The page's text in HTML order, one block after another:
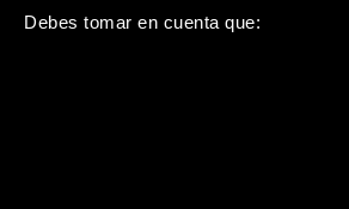
Debes tomar en cuenta que: